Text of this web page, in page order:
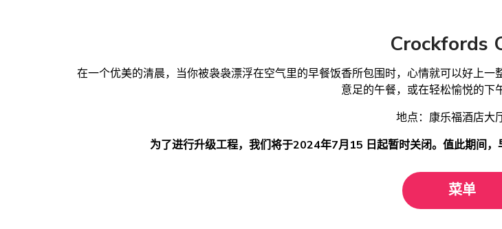
Crockfords
在一个优美的清晨，当你被袅袅漂浮在空气里的早餐饭香所包围时，心情就可以好上
意足的午餐，或在轻松愉悦的下
地点：康乐福酒店大
为了进行升级工程，我们将于2024年7月15 日起暂时关闭。值此期间
菜单